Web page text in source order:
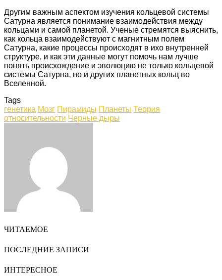
Другим важным аспектом изучения кольцевой системы
Сатурна является понимание взаимодействия между
кольцами и самой планетой. Ученые стремятся выяснить,
как кольца взаимодействуют с магнитным полем
Сатурна, какие процессы происходят в ихо внутренней
структуре, и как эти данные могут помочь нам лучше
понять происхождение и эволюцию не только кольцевой
системы Сатурна, но и других планетных кольц во
Вселенной.
Tags
генетика Мозг Пирамиды Планеты Теория
относительности Черные дыры
ЧИТАЕМОЕ
ПОСЛЕДНИЕ ЗАПИСИ
ИНТЕРЕСНОЕ